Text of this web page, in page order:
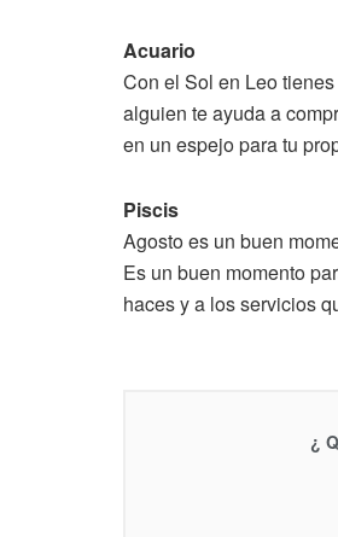
Acuario
Con el Sol en Leo
alguien te ayuda a
en un espejo para tu
Piscis
Agosto es un buen
Es un buen momento
haces y a los servicios
¿